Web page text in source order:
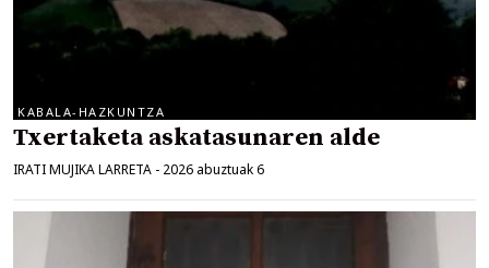
KABALA-HAZKUNTZA
Txertaketa askatasunaren alde
IRATI MUJIKA LARRETA - 2026 abuztuak 6